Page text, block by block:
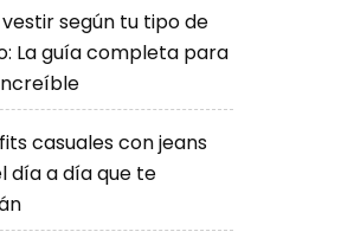
según tu tipo de
La guía completa para
casuales con jeans
día a día que te